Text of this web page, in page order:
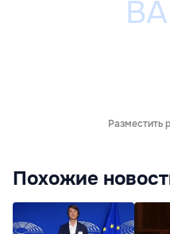
Разместить
Похожие